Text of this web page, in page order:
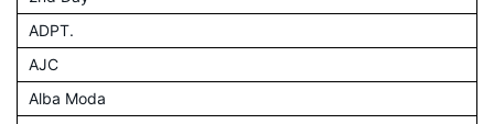
ADPT.
AJC
Alba Moda